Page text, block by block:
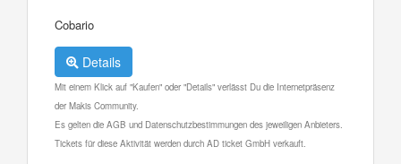
Cobario
Details
Mit einem Klick auf "Kaufen" oder "Details" verlässt Du die Internetpräsenz
der Makis Community.
Es gelten die AGB und Datenschutzbestimmungen des jeweiligen Anbieters.
Tickets für diese Aktivität werden durch AD ticket GmbH verkauft.